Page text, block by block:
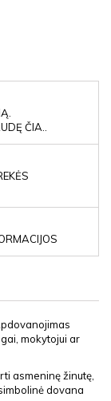
ČIA..
mokytojui ar
asmeninę žinutę,
dovana